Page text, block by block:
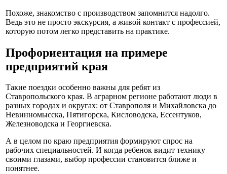
Похоже, знакомство с производством запомнится надолго.
Ведь это не просто экскурсия, а живой контакт с профессией,
которую потом легко представить на практике.
Профориентация на примере
предприятий края
Такие поездки особенно важны для ребят из
Ставропольского края. В аграрном регионе работают люди в
разных городах и округах: от Ставрополя и Михайловска до
Невинномысска, Пятигорска, Кисловодска, Ессентуков,
Железноводска и Георгиевска.
А в целом по краю предприятия формируют спрос на
рабочих специальностей. И когда ребенок видит технику
своими глазами, выбор профессии становится ближе и
понятнее.